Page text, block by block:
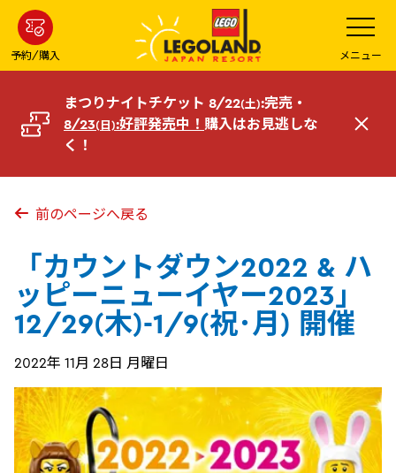
ン
コ
へ
予約/購入
メ
ニ
ュ
ー
を
開
メニュー
まつりナイトチケット 8/22(土):完売・
8/23(日):好評発売中！ 購入はお見逃しな
く！
閉
前のページへ戻る
「カウントダウン2022 & ハ
ッピーニューイヤー2023」
12/29(木)-1/9(祝･月) 開催
2022年 11月 28日 月曜日